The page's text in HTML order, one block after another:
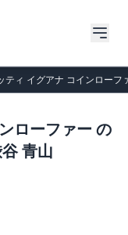
ティ イグアナ コインロー
ローファー の
青山